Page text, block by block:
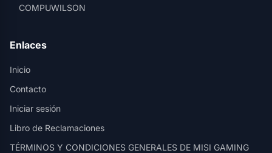
COMPUWILSON
Enlaces
Inicio
Contacto
Iniciar sesión
Libro de Reclamaciones
TÉRMINOS Y CONDICIONES GENERALES DE MISI GAMING